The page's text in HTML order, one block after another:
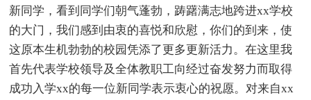
新同学，看到同学们朝气蓬勃，踌躇满志地跨进xx学校
的大门，我们感到由衷的喜悦和欣慰，你们的到来，使
这原本生机勃勃的校园凭添了更多更新活力。在这里我
首先代表学校领导及全体教职工向经过奋发努力而取得
成功入学xx的每一位新同学表示衷心的祝愿。对来自xx